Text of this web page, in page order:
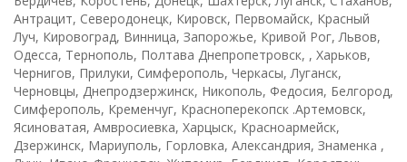
Антрацит, Северодонецк, Кировск, Первомайск, Красный
Луч, Кировоград, Винница, Запорожье, Кривой Рог, Львов,
Одесса, Тернополь, Полтава Днепропетровск, , Харьков,
Чернигов, Прилуки, Симферополь, Черкасы, Луганск,
Черновцы, Днепродзержинск, Никополь, Федосия, Белгород,
Симферополь, Кременчуг, Красноперекопск .Артемовск,
Ясиноватая, Амвросиевка, Харцыск, Красноармейск,
Дзержинск, Мариуполь, Горловка, Александрия, Знаменка ,